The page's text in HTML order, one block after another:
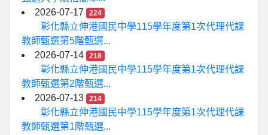
2026-07-17
224
彰化縣立伸港國民中學115學年度第1次代理代課
教師甄選第5階甄選...
2026-07-14
218
彰化縣立伸港國民中學115學年度第1次代理代課
教師甄選第2階甄選...
2026-07-13
214
彰化縣立伸港國民中學115學年度第1次代理代課
教師甄選第1階甄選...